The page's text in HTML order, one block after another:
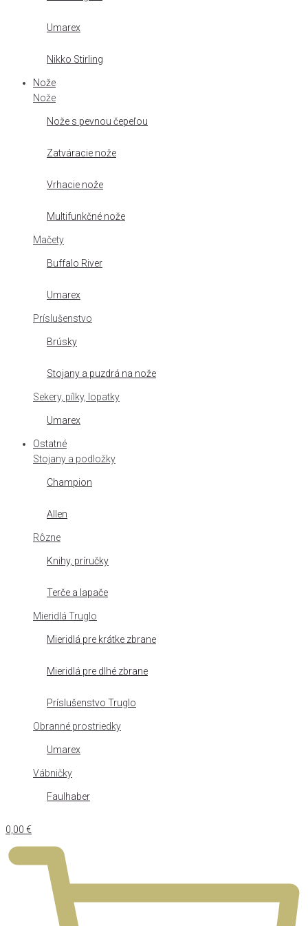
Umarex
Nikko Stirling
Nože
Nože
Nože s pevnou čepeľou
Zatváracie nože
Vrhacie nože
Multifunkčné nože
Mačety
Buffalo River
Umarex
Príslušenstvo
Brúsky
Stojany a puzdrá na nože
Sekery, pílky, lopatky
Umarex
Ostatné
Stojany a podložky
Champion
Allen
Rôzne
Knihy, príručky
Terče a lapače
Mieridlá Truglo
Mieridlá pre krátke zbrane
Mieridlá pre dlhé zbrane
Príslušenstvo Truglo
Obranné prostriedky
Umarex
Vábničky
Faulhaber
0,00 €